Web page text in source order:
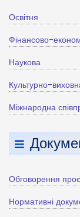
Освітня
Фінансово-
Наукова
Культурно-
Міжнародна
Обговорення
Нормативні